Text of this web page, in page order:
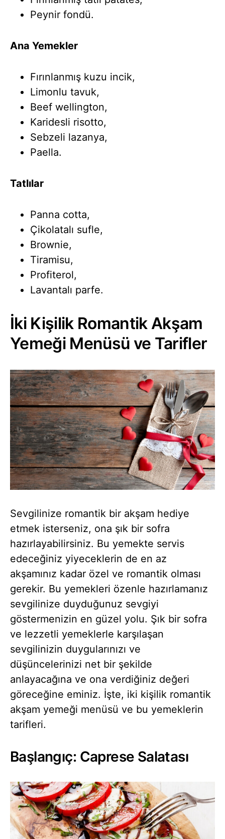
Peynir fondü.
Ana Yemekler
Fırınlanmış kuzu incik,
Limonlu tavuk,
Beef wellington,
Karidesli risotto,
Sebzeli lazanya,
Paella.
Tatlılar
Panna cotta,
Çikolatalı sufle,
Brownie,
Tiramisu,
Profiterol,
Lavantalı parfe.
İki Kişilik Romantik Akşam
Yemeği Menüsü ve Tarifler
Sevgilinize romantik bir akşam hediye
etmek isterseniz, ona şık bir sofra
hazırlayabilirsiniz. Bu yemekte servis
edeceğiniz yiyeceklerin de en az
akşamınız kadar özel ve romantik olması
gerekir. Bu yemekleri özenle hazırlamanız
sevgilinize duyduğunuz sevgiyi
göstermenizin en güzel yolu. Şık bir sofra
ve lezzetli yemeklerle karşılaşan
sevgilinizin duygularınızı ve
düşüncelerinizi net bir şekilde
anlayacağına ve ona verdiğiniz değeri
göreceğine eminiz. İşte, iki kişilik romantik
akşam yemeği menüsü ve bu yemeklerin
tarifleri.
Başlangıç: Caprese Salatası